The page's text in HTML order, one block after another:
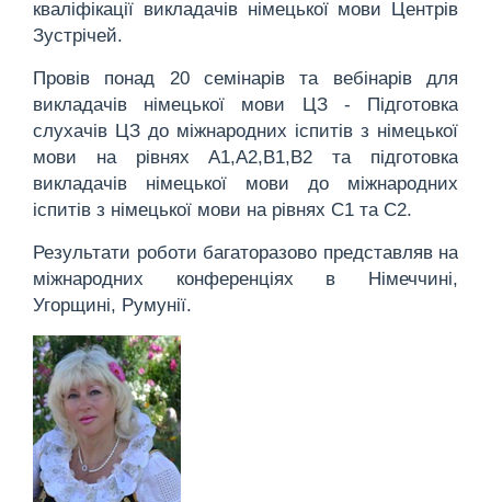
кваліфікації викладачів німецької мови Центрів
Зустрічей.
Провів понад 20 семінарів та вебінарів для
викладачів німецької мови ЦЗ - Підготовка
слухачів ЦЗ до міжнародних іспитів з німецької
мови на рівнях А1,А2,В1,В2 та підготовка
викладачів німецької мови до міжнародних
іспитів з німецької мови на рівнях С1 та С2.
Результати роботи багаторазово представляв на
міжнародних конференціях в Німеччині,
Угорщині, Румунії.